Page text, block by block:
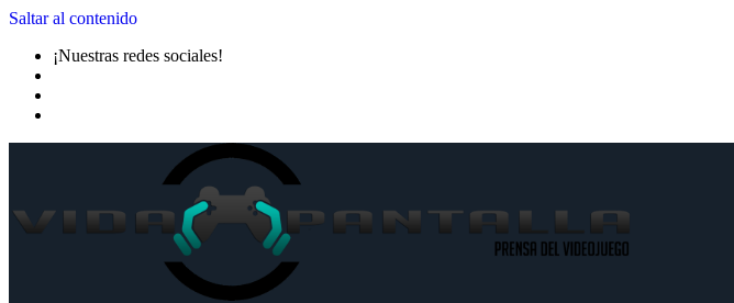
Saltar al contenido
¡Nuestras redes sociales!